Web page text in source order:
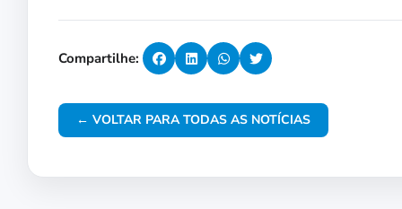
Compartilhe:
← VOLTAR PARA TODAS AS NOTÍCIAS